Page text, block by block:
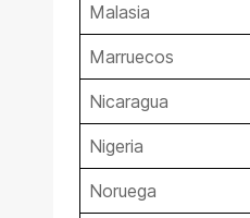
Malasia
Marruecos
Nicaragua
Nigeria
Noruega